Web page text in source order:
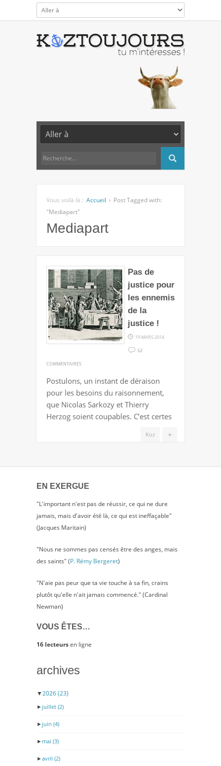
Vous voilà là : Accueil
Post Tagged with:
"Mediapart"
Mediapart
Pas de
justice pour
les ennemis
de la
justice !
19 MARS 2014
62
COMMENTAIRES
DE
JUSTICE
POUR
LES
JUSTICE
Postulons, un instant de déraison
pour les besoins du raisonnement,
que Nicolas Sarkozy et Thierry
Herzog soient coupables. C’est certes
+
Koz
EN EXERGUE
"L'important n'est pas de réussir, ce qui ne dure
jamais, mais d'avoir été là, ce qui est ineffaçable"
(Jacques Maritain)
"Nous ne sommes pas censés être des anges, mais
des saints" (P. Rémy Bergeret)
"N'aie pas peur que ta vie touche à sa fin, crains
plutôt qu'elle n'ait jamais commencé." (Cardinal
Newman)
VOUS ÊTES…
16 lecteursen ligne
archives
▼2026(23)
► juillet (2)
► juin (4)
► mai (3)
►avril (2)